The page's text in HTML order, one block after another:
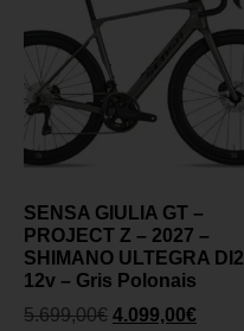
SENSA GIULIA GT –
PROJECT Z – 2027 –
SHIMANO ULTEGRA DI2
12v – Gris Polonais
5.699,00€ 4.099,00€